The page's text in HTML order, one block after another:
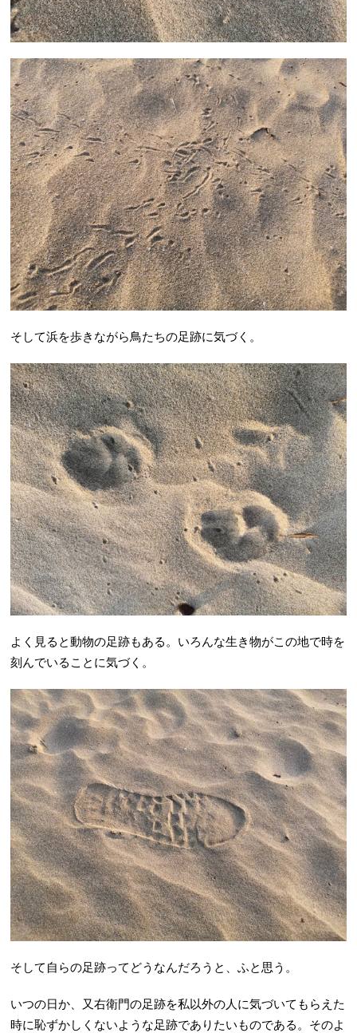
そして浜を歩きながら鳥たちの足跡に気づく。
よく見ると動物の足跡もある。いろんな生き物がこの地で時を
刻んでいることに気づく。
そして自らの足跡ってどうなんだろうと、ふと思う。
いつの日か、又右衛門の足跡を私以外の人に気づいてもらえた
時に恥ずかしくないような足跡でありたいものである。そのよ